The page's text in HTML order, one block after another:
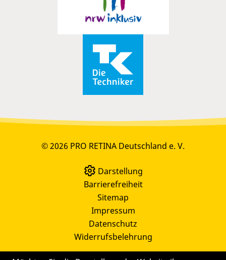
© 2026 PRO RETINA Deutschland e. V.
Darstellung
Barrierefreiheit
Sitemap
Impressum
Datenschutz
Widerrufsbelehrung